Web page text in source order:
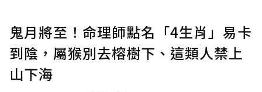
確認送出
鬼月將至！命理師點名「4生肖」易卡
到陰，屬猴別去榕樹下、這類人禁上
山下海